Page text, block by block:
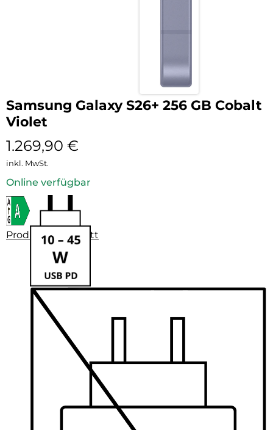
Samsung Galaxy S26+ 256 GB Cobalt
Violet
1.269,90 €
inkl. MwSt.
Online verfügbar
Produktdatenblatt